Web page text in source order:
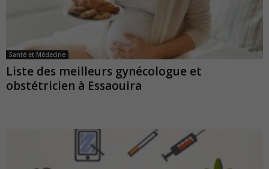
Santé et Médecine
Liste des meilleurs gynécologue et
obstétricien à Essaouira